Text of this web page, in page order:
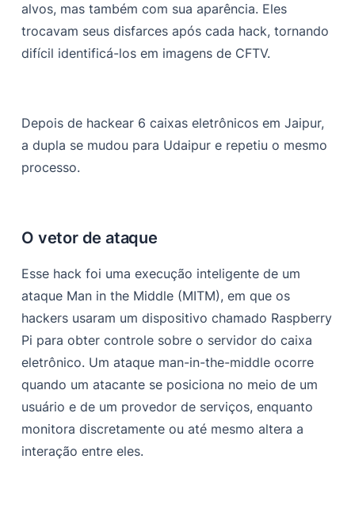
alvos, mas também com sua aparência. Eles
trocavam seus disfarces após cada hack, tornando
difícil identificá-los em imagens de CFTV.
Depois de hackear 6 caixas eletrônicos em Jaipur,
a dupla se mudou para Udaipur e repetiu o mesmo
processo.
O vetor de ataque
Esse hack foi uma execução inteligente de um
ataque Man in the Middle (MITM), em que os
hackers usaram um dispositivo chamado Raspberry
Pi para obter controle sobre o servidor do caixa
eletrônico. Um ataque man-in-the-middle ocorre
quando um atacante se posiciona no meio de um
usuário e de um provedor de serviços, enquanto
monitora discretamente ou até mesmo altera a
interação entre eles.